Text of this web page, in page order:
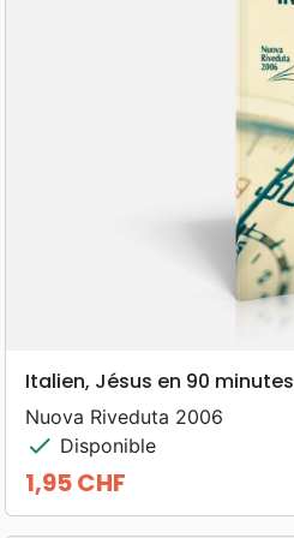
Italien, Jésus en 90 minutes
Nuova Riveduta 2006
check Disponible
Prix
1,95 CHF